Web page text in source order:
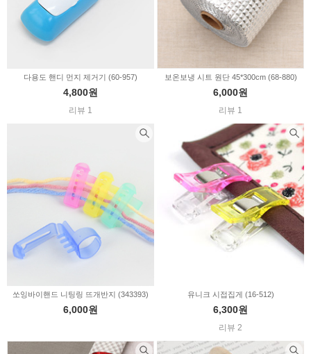
다용도 핸디 먼지 제거기 (60-957)
4,800원
리뷰 1
보온보냉 시트 원단 45*300cm (68-880)
6,000원
리뷰 1
쏘잉바이핸드 니팅링 뜨개반지 (343393)
6,000원
유니크 시접집게 (16-512)
6,300원
리뷰 2